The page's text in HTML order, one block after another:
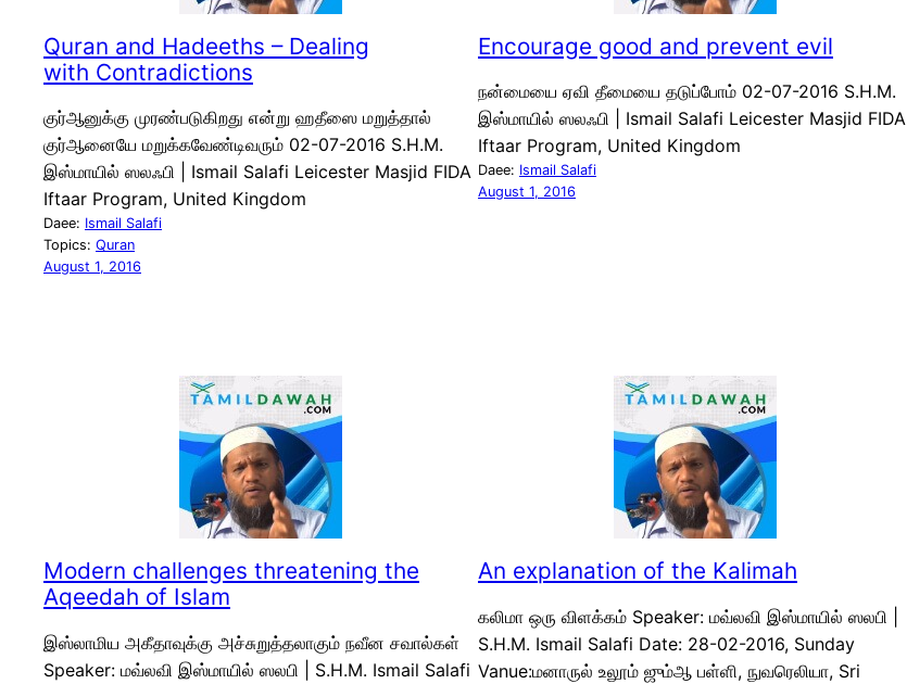
Quran and Hadeeths – Dealing
with Contradictions
குர்ஆனுக்கு முரண்படுகிறது என்று ஹதீஸை மறுத்தால்
குர்ஆனையே மறுக்கவேண்டிவரும் 02-07-2016 S.H.M.
இஸ்மாயில் ஸலஃபி | Ismail Salafi Leicester Masjid FIDA
Iftaar Program, United Kingdom
Daee: Ismail Salafi
Topics: Quran
August 1, 2016
Encourage good and prevent evil
நன்மையை ஏவி தீமையை தடுப்போம் 02-07-2016 S.H.M.
இஸ்மாயில் ஸலஃபி | Ismail Salafi Leicester Masjid FIDA
Iftaar Program, United Kingdom
Daee: Ismail Salafi
August 1, 2016
Modern challenges threatening the
Aqeedah of Islam
இஸ்லாமிய அகீதாவுக்கு அச்சுறுத்தலாகும் நவீன சவால்கள்
Speaker: மவ்லவி இஸ்மாயில் ஸலபி | S.H.M. Ismail Salafi
An explanation of the Kalimah
கலிமா ஒரு விளக்கம் Speaker: மவ்லவி இஸ்மாயில் ஸலபி |
S.H.M. Ismail Salafi Date: 28-02-2016, Sunday
Vanue:மனாருல் உலூம் ஜும்ஆ பள்ளி, நுவரெலியா, Sri